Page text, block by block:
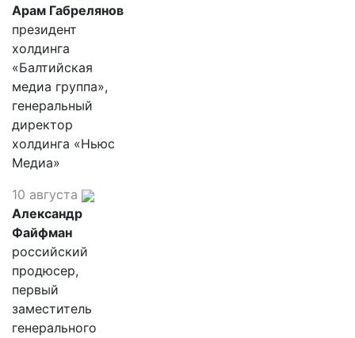
Арам Габрелянов
президент
холдинга
«Балтийская
медиа группа»,
генеральный
директор
холдинга «Ньюс
Медиа»
10 августа
Александр
Файфман
российский
продюсер,
первый
заместитель
генерального